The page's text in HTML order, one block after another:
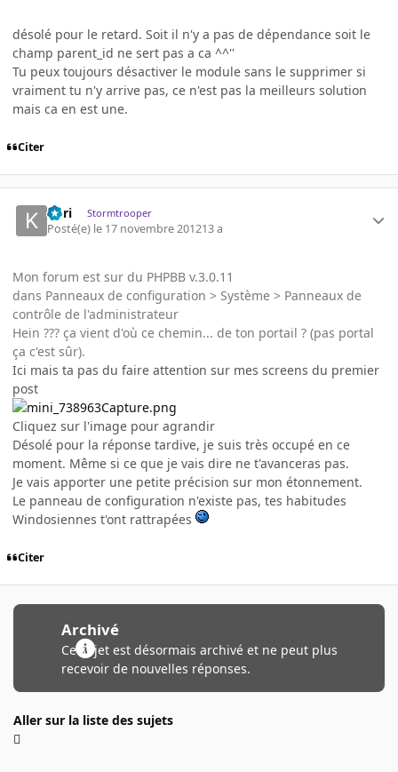
désolé pour le retard. Soit il n'y a pas de dépendance soit le
champ parent_id ne sert pas a ca ^^''
Tu peux toujours désactiver le module sans le supprimer si
vraiment tu n'y arrive pas, ce n'est pas la meilleurs solution
mais ca en est une.
Citer
Kori Stormtrooper
Posté(e) le 17 novembre 201213 a
Mon forum est sur du PHPBB v.3.0.11
dans Panneaux de configuration > Système > Panneaux de
contrôle de l'administrateur
Hein ??? ça vient d'où ce chemin... de ton portail ? (pas portal
ça c'est sûr).
Ici mais ta pas du faire attention sur mes screens du premier
post
Cliquez sur l'image pour agrandir
Désolé pour la réponse tardive, je suis très occupé en ce
moment. Même si ce que je vais dire ne t'avanceras pas.
Je vais apporter une petite précision sur mon étonnement.
Le panneau de configuration n'existe pas, tes habitudes
Windosiennes t'ont rattrapées
Citer
Archivé
Ce sujet est désormais archivé et ne peut plus
recevoir de nouvelles réponses.
Aller sur la liste des sujets